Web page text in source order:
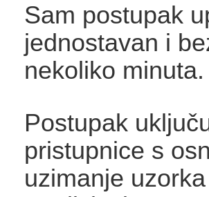
Sam postupak
jednostavan i
nekoliko minuta.
Postupak
pristupnice s
uzimanje